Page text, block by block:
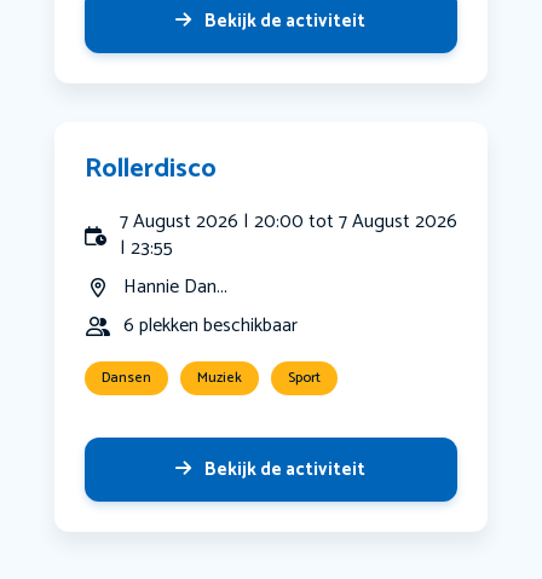
Bekijk de activiteit
Rollerdisco
7 August 2026 | 20:00 tot 7 August 2026
| 23:55
Hannie Dan...
6 plekken beschikbaar
Dansen Muziek Sport
Bekijk de activiteit